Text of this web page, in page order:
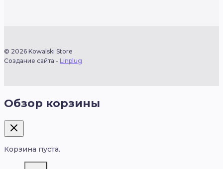
© 2026 Kowalski Store
Создание сайта - Linplug
Обзор корзины
Корзина пуста.